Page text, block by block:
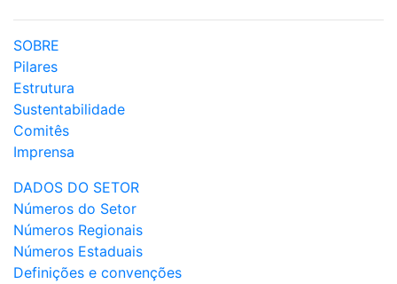
SOBRE
Pilares
Estrutura
Sustentabilidade
Comitês
Imprensa
DADOS DO SETOR
Números do Setor
Números Regionais
Números Estaduais
Definições e convenções